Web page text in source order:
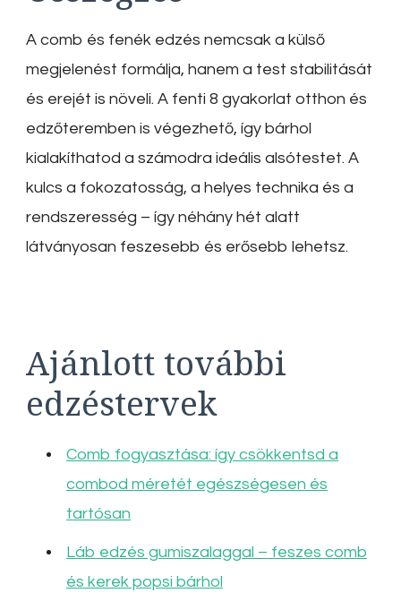
A comb és fenék edzés nemcsak a külső
megjelenést formálja, hanem a test stabilitását
és erejét is növeli. A fenti 8 gyakorlat otthon és
edzőteremben is végezhető, így bárhol
kialakíthatod a számodra ideális alsótestet. A
kulcs a fokozatosság, a helyes technika és a
rendszeresség – így néhány hét alatt
látványosan feszesebb és erősebb lehetsz.
Ajánlott további
edzéstervek
Comb fogyasztása: így csökkentsd a
combod méretét egészségesen és
tartósan
Láb edzés gumiszalaggal – feszes comb
és kerek popsi bárhol